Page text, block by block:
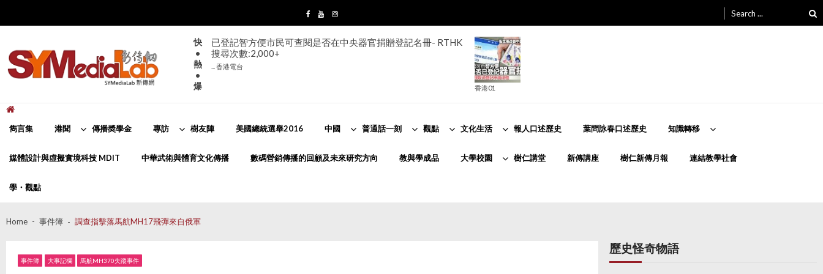
navigation
content
for:
快
•
熱
•
爆
已登記智方便市民可查閱是否在中央器官捐贈登記名冊- RTHK
搜尋次數:2,000+
... 香港電台
香港01
雋言集 港聞 傳播奬學金 專訪 樹友陣 美國總統選舉2016 中國 普通話一刻 觀點 文化生活 報人口述歷史 葉問詠春口述歷史 知識轉移
媒體設計與虛擬實境科技 MDIT 中華武術與體育文化傳播 數碼營銷傳播的回顧及未來研究方向 教與學成品 大學校園 樹仁講堂 新傳講座 樹仁新傳月報 連結教學社會
學・觀點
Home 事件簿 調查指擊落馬航MH17飛彈來自俄軍
事件簿 大事記欄 馬航MH370失蹤事件
歷史怪奇物語